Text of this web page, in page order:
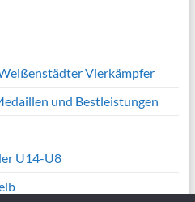
Vierkämpfer
und Bestleistungen
U14-U8